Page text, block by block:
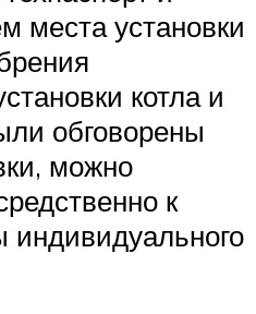
места установки
котла и
обговорены
можно
к